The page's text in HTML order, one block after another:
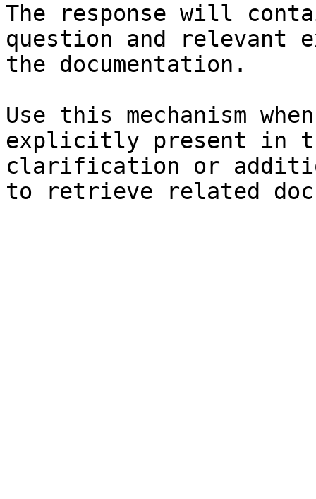
The response will
question and relevant
the documentation.
Use this mechanism
explicitly present in
clarification or